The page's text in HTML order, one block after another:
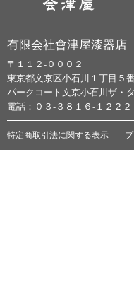
有限会社會津屋漆器店
〒１１２-０００２
東京都文京区小石川１丁目５
パークコート文京小石川ザ・
電話：０３-３８１６-１２２２
特定商取引法に関する表示